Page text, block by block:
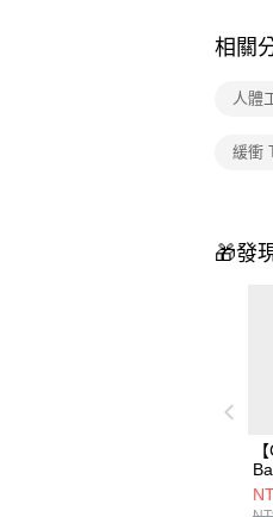
相關
人體
緩衝
🎁發